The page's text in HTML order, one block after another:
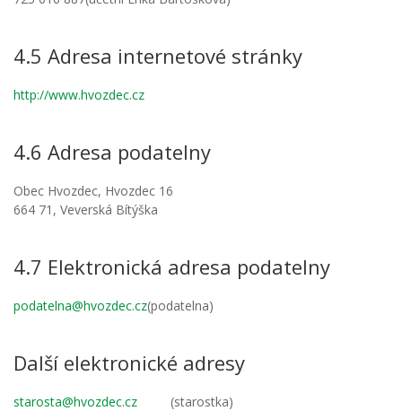
4.5 Adresa internetové stránky
http://www.hvozdec.cz
4.6 Adresa podatelny
Obec Hvozdec, Hvozdec 16
664 71, Veverská Bítýška
4.7 Elektronická adresa podatelny
podatelna@hvozdec.cz(podatelna)
Další elektronické adresy
starosta@hvozdec.cz
(starostka)